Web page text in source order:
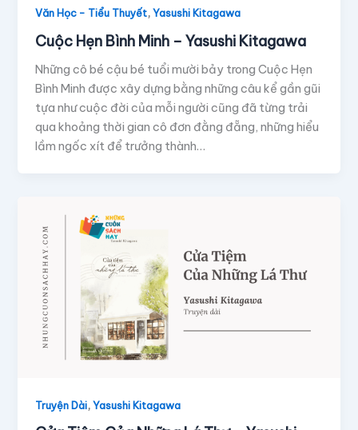
Văn Học - Tiểu Thuyết,Yasushi Kitagawa
Cuộc Hẹn Bình Minh – Yasushi Kitagawa
Những cô bé cậu bé tuổi mười bảy trong Cuộc Hẹn
Bình Minh được xây dựng bằng những câu kể gần gũi
tựa như cuộc đời của mỗi người cũng đã từng trải
qua khoảng thời gian cô đơn đằng đẵng, những hiểu
lầm ngốc xít để trưởng thành…
Truyện Dài,Yasushi Kitagawa